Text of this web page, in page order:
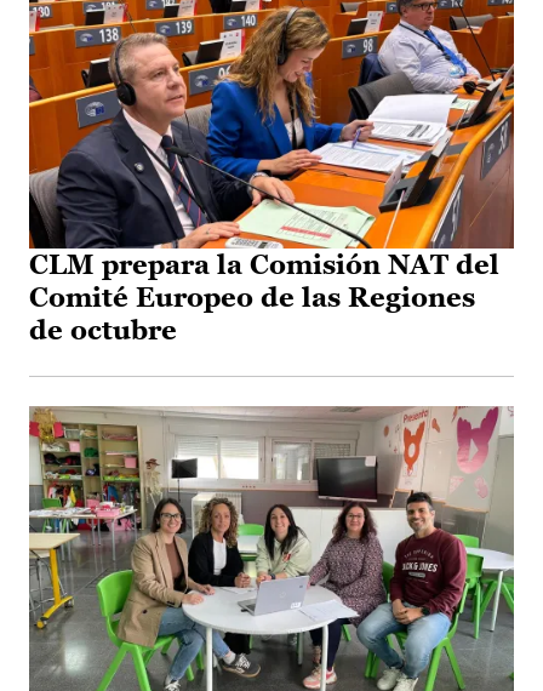
CLM prepara la Comisión NAT del
Comité Europeo de las Regiones
de octubre